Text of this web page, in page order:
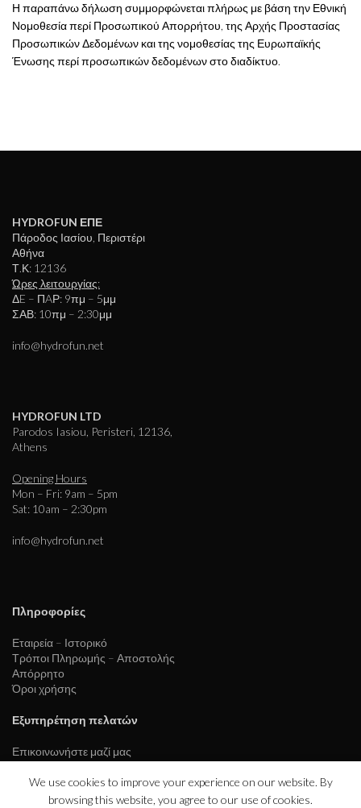
Η παραπάνω δήλωση συμμορφώνεται πλήρως με βάση την Εθνική
Νομοθεσία περί Προσωπικού Απορρήτου, της Αρχής Προστασίας
Προσωπικών Δεδομένων και της νομοθεσίας της Ευρωπαϊκής
Ένωσης περί προσωπικών δεδομένων στο διαδίκτυο.
HYDROFUN ΕΠΕ
Πάροδος Ιασίου, Περιστέρι
Αθήνα
Τ.Κ: 12136
Ώρες λειτουργίας:
ΔE – ΠAΡ: 9πμ – 5μμ
ΣΑΒ: 10πμ – 2:30μμ
info@hydrofun.net
HYDROFUN LTD
Parodos Iasiou, Peristeri, 12136,
Athens
Opening Hours
Mon – Fri: 9am – 5pm
Sat: 10am – 2:30pm
info@hydrofun.net
Πληροφορίες
Εταιρεία – Ιστορικό
Τρόποι Πληρωμής – Αποστολής
Απόρρητο
Όροι χρήσης
Εξυπηρέτηση πελατών
Επικοινωνήστε μαζί μας
We use cookies to improve your experience on our website. By
browsing this website, you agree to our use of cookies.